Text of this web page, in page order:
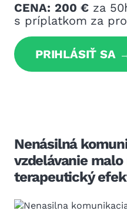
CENA: 200 € za
s príplatkom za
PRIHLÁSIŤ SA
Nenásilná
vzdelávanie malo
terapeutický